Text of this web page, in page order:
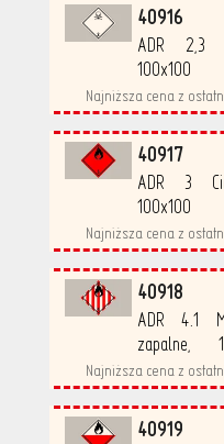
40916
ADR 2,3
500/rolka
Najniższa cena z
40917
ADR 3
500/rolka
Najniższa cena z
40918
ADR 4.1
zapalne,
500/rolka
Najniższa cena z
40919